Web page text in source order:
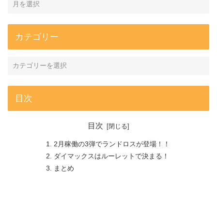
カテゴリー
目次
目次
2月稼働の3弾でランドロスが登場！！
ダイマックスはルーレットで決まる！
まとめ